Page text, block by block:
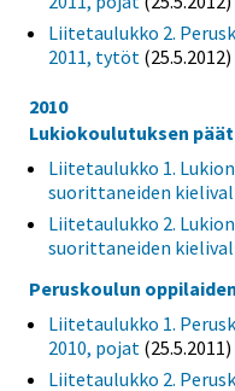
Liitetaulukko 2.
2011, tytöt (25.5.2012)
2010
Lukiokoulutuksen
Liitetaulukko 1.
suorittaneiden
Liitetaulukko 2.
suorittaneiden
Peruskoulun
Liitetaulukko 1.
2010, pojat (25.5.2011)
Liitetaulukko 2.